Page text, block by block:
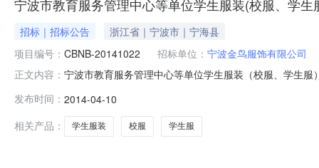
宁波市教育服务管理中心等单位学生服装(校服、学
招标｜招标公告
浙江省｜宁波市｜宁海县
项目编号： CBNB-20141022 招标单位： 宁波金鸟服饰有限公司
正文内容： 宁波市教育服务管理中心等单位学生服装（校服、学生
告如下：一、采购编号：CBNB-20141022二、项目名称
容：用途：各学校用；自
发布时间： 2014-04-10
相关产品：
学生服装 校服 学生服